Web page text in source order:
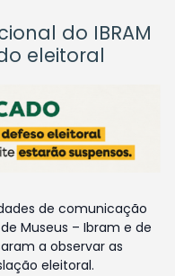
do IBRAM
eleitoral
de comunicação
Museus – Ibram e de
a observar as
eleitoral.